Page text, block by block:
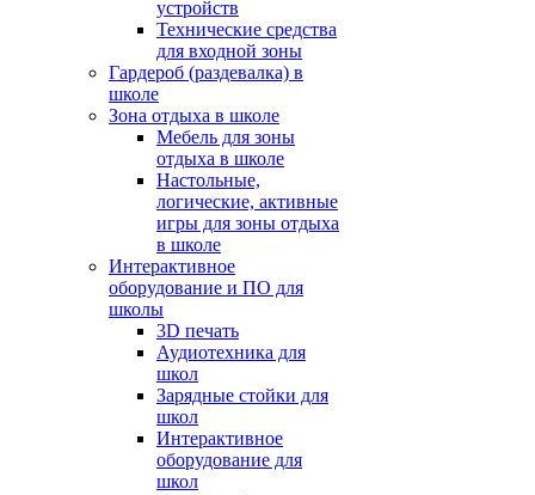
устройств
Технические средства
для входной зоны
Гардероб (раздевалка) в
школе
Зона отдыха в школе
Мебель для зоны
отдыха в школе
Настольные,
логические, активные
игры для зоны отдыха
в школе
Интерактивное
оборудование и ПО для
школы
3D печать
Аудиотехника для
школ
Зарядные стойки для
школ
Интерактивное
оборудование для
школ